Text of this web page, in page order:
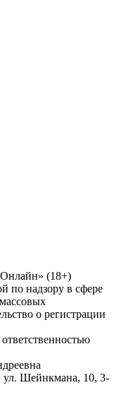
(18+)
по надзору в сфере
о регистрации
ул. Шейнкмана, 10, 3-